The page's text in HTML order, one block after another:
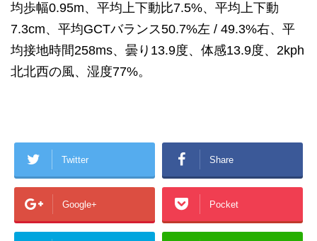
均歩幅0.95m、平均上下動比7.5%、平均上下動
7.3cm、平均GCTバランス50.7%左 / 49.3%右、平
均接地時間258ms、曇り13.9度、体感13.9度、2kph
北北西の風、湿度77%。
Twitter Share
Google+ Pocket